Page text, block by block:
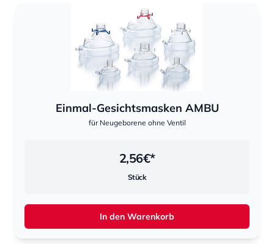
Einmal-Gesichtsmasken AMBU
für Neugeborene ohne Ventil
2,56€*
Stück
In den Warenkorb